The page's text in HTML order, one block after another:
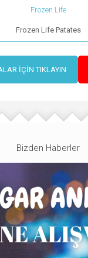
Frozen Life
Frozen Life Patates
İÇİN TIKLAYIN
Bizden Haberler